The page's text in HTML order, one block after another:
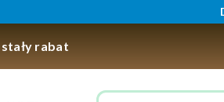
rabat